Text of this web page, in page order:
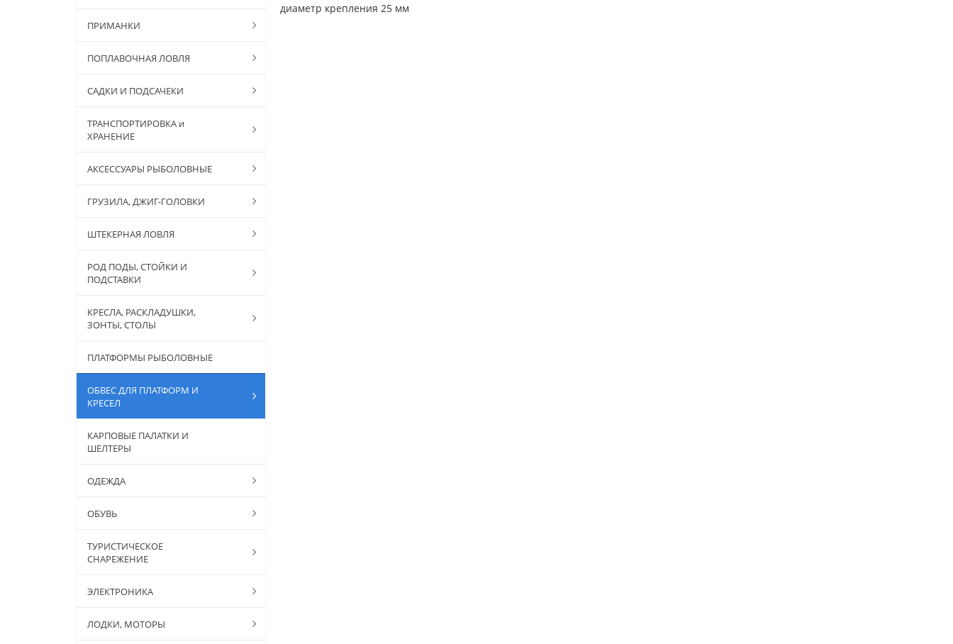
ПРИМАНКИ
ПОПЛАВОЧНАЯ ЛОВЛЯ
САДКИ И ПОДСАЧЕКИ
ТРАНСПОРТИРОВКА и
ХРАНЕНИЕ
АКСЕССУАРЫ РЫБОЛОВНЫЕ
ГРУЗИЛА, ДЖИГ-ГОЛОВКИ
ШТЕКЕРНАЯ ЛОВЛЯ
РОД ПОДЫ, СТОЙКИ И
ПОДСТАВКИ
КРЕСЛА, РАСКЛАДУШКИ,
ЗОНТЫ, СТОЛЫ
ПЛАТФОРМЫ РЫБОЛОВНЫЕ
ОБВЕС ДЛЯ ПЛАТФОРМ И
КРЕСЕЛ
КАРПОВЫЕ ПАЛАТКИ И
ШЕЛТЕРЫ
ОДЕЖДА
ОБУВЬ
ТУРИСТИЧЕСКОЕ
СНАРЕЖЕНИЕ
ЭЛЕКТРОНИКА
ЛОДКИ, МОТОРЫ
диаметр крепления 25 мм